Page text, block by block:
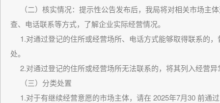
（二）核实情况： 提示性公告发布后，我局将对相关市场主
查、电话联系等方式，了解企业实际经营情况。
1.对通过登记的住所或经营场所、电话方式能够取得联系的
处。
2.对通过登记的住所或经营场所无法联系的，将其列入经营异
（三）分类处置
1.对于有继续经营意愿的市场主体，请在 2025年7月30 前通